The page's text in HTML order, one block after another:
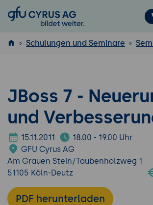
GFU Cyrus AG
ISTQB
Schulungen und Seminare
JBoss 7 -
und
15.11.2011
18.00 - 19.00 Uhr
GFU Cyrus AG
Am Grauen Stein/Taubenholzweg 1
51105 Köln-Deutz
PDF herunterladen